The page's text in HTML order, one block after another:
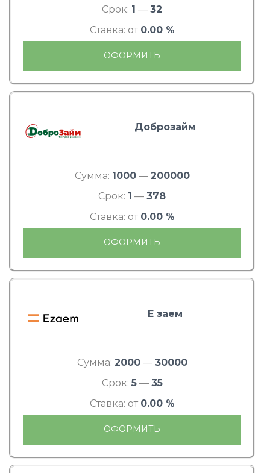
Срок: 1 — 32
Ставка: от 0.00 %
ОФОРМИТЬ
Доброзайм
Сумма: 1000— 200000
Срок: 1 — 378
Ставка: от 0.00 %
ОФОРМИТЬ
Е заем
Сумма: 2000— 30000
Срок: 5— 35
Ставка: от 0.00 %
ОФОРМИТЬ